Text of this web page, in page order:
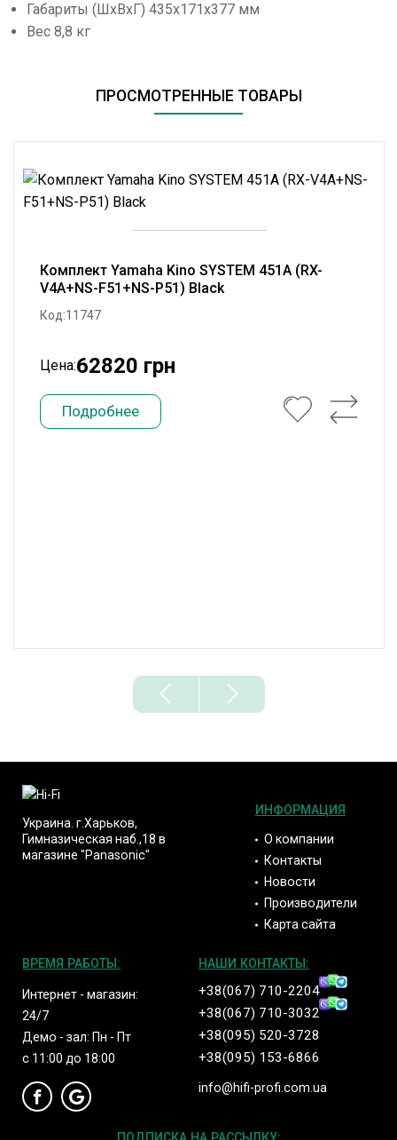
Габариты (ШхВхГ) 435x171x377 мм
Вес 8,8 кг
ПРОСМОТРЕННЫЕ ТОВАРЫ
Комплект Yamaha Kino SYSTEM 451A (RX-
V4A+NS-F51+NS-P51) Black
Код:11747
Цена:62820 грн
Подробнее
Украина. г.Харьков,
Гимназическая наб.,18 в
магазине "Panasonic"
ИНФОРМАЦИЯ
О компании
Контакты
Новости
Производители
Карта сайта
ВРЕМЯ РАБОТЫ:
Интернет - магазин:
24/7
Демо - зал: Пн - Пт
с 11:00 до 18:00
НАШИ КОНТАКТЫ:
+38(067) 710-2204
+38(067) 710-3032
+38(095) 520-3728
+38(095) 153-6866
info@hifi-profi.com.ua